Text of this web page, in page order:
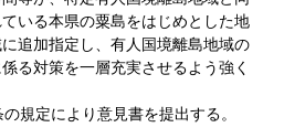
いる本県の粟島をはじめとした地
追加指定し、有人国境離島地域の
る対策を一層充実させるよう強く
規定により意見書を提出する。